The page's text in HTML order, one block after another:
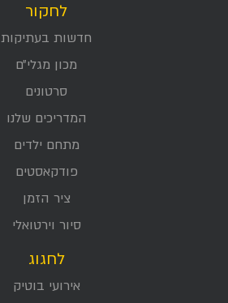
לחקור
חדשות בעתיקות
מכון מגלי״ם
סרטונים
המדריכים שלנו
מתחם ילדים
פודקאסטים
ציר הזמן
סיור וירטואלי
לחגוג
אירועי בוטיק